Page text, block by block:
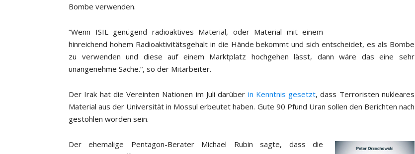
Bombe verwenden.
“Wenn ISIL genügend radioaktives Material, oder Material mit einem
hinreichend hohem Radioaktivitätsgehalt in die Hände bekommt und sich entscheidet, es als Bombe
zu verwenden und diese auf einem Marktplatz hochgehen lässt, dann wäre das eine sehr
unangenehme Sache.“, so der Mitarbeiter.
Der Irak hat die Vereinten Nationen im Juli darüber in Kenntnis gesetzt, dass Terroristen nukleares
Material aus der Universität in Mossul erbeutet haben. Gute 90 Pfund Uran sollen den Berichten nach
gestohlen worden sein.
Der ehemalige Pentagon-Berater Michael Rubin sagte, dass die